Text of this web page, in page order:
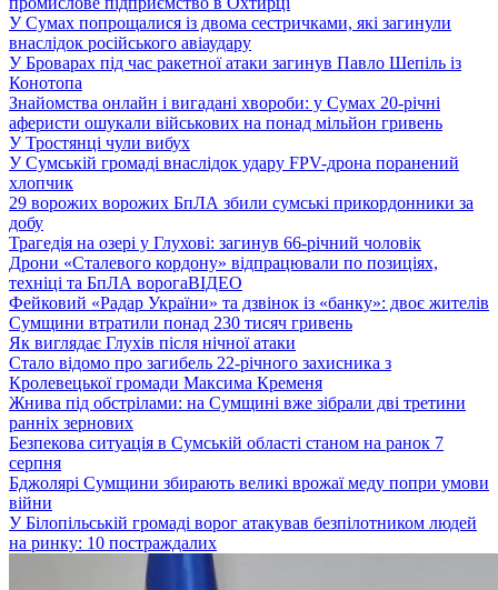
У Сумах попрощалися із двома сестричками, які загинули
внаслідок російського авіаудару
У Броварах під час ракетної атаки загинув Павло Шепіль із
Конотопа
Знайомства онлайн і вигадані хвороби: у Сумах 20-річні
аферисти ошукали військових на понад мільйон гривень
У Тростянці чули вибух
У Сумській громаді внаслідок удару FPV-дрона поранений
хлопчик
29 ворожих ворожих БпЛА збили сумські прикордонники за
добу
Трагедія на озері у Глухові: загинув 66-річний чоловік
Дрони «Сталевого кордону» відпрацювали по позиціях,
техніці та БпЛА ворогаВІДЕО
Фейковий «Радар України» та дзвінок із «банку»: двоє жителів
Сумщини втратили понад 230 тисяч гривень
Як виглядає Глухів після нічної атаки
Стало відомо про загибель 22-річного захисника з
Кролевецької громади Максима Кременя
Жнива під обстрілами: на Сумщині вже зібрали дві третини
ранніх зернових
Безпекова ситуація в Сумській області станом на ранок 7
серпня
Бджолярі Сумщини збирають великі врожаї меду попри умови
війни
У Білопільській громаді ворог атакував безпілотником людей
на ринку: 10 постраждалих